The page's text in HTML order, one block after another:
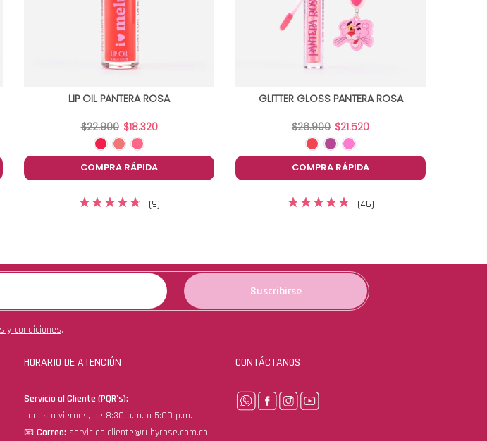
LIP OIL PANTERA ROSA
$22.900 $18.320
COMPRA RÁPIDA
(9)
GLITTER GLOSS PANTERA ROSA
$26.900 $21.520
COMPRA RÁPIDA
(46)
Suscribirse
y condiciones.
HORARIO DE ATENCIÓN
Servicio al Cliente (PQR's):
Lunes a viernes, de 8:30 a.m. a 5:00 p.m.
📧 Correo: servicioalcliente@rubyrose.com.co
CONTÁCTANOS